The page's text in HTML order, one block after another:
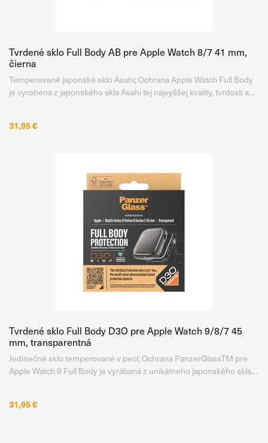
Tvrdené sklo Full Body AB pre Apple Watch 8/7 41 mm,
čierna
Temperované japonské sklo Asahi; Ochrana Apple Watch Full Body
je vyrobená z japonského skla Asahi tej najvyššej kvality, tvrdosti a
31,95 €
Tvrdené sklo Full Body D3O pre Apple Watch 9/8/7 45
mm, transparentná
Jedinečné sklo temperované v peci; Ochrana PanzerGlassTM pre
Apple Watch 9 Full Body je vyrábaná z unikátneho japonského skla
31,95 €